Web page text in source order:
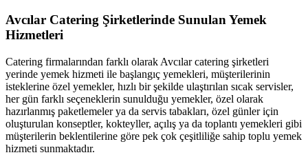
Avcılar Catering Şirketlerinde Sunulan Yemek
Hizmetleri
Catering firmalarından farklı olarak Avcılar catering şirketleri
yerinde yemek hizmeti ile başlangıç yemekleri, müşterilerinin
isteklerine özel yemekler, hızlı bir şekilde ulaştırılan sıcak servisler,
her gün farklı seçeneklerin sunulduğu yemekler, özel olarak
hazırlanmış paketlemeler ya da servis tabakları, özel günler için
oluşturulan konseptler, kokteyller, açılış ya da toplantı yemekleri gibi
müşterilerin beklentilerine göre pek çok çeşitliliğe sahip toplu yemek
hizmeti sunmaktadır.